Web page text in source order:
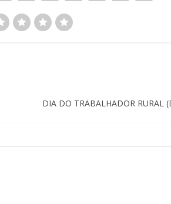
DIA DO TRABALHADOR RURAL